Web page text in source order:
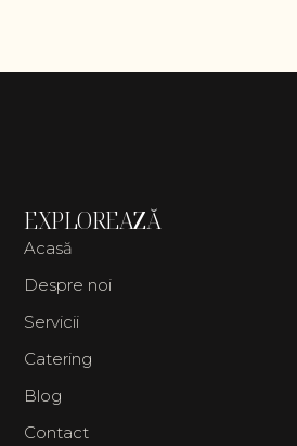
EXPLOREAZĂ
Acasă
Despre noi
Servicii
Catering
Blog
Contact